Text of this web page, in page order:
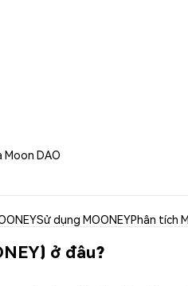
Moon DAO
Sử dụng MOONEYPhân tích
ở đâu?